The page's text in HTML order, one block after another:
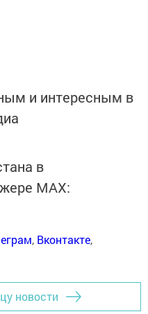
и интересным в
в
MАХ:
, Вконтакте,
новости